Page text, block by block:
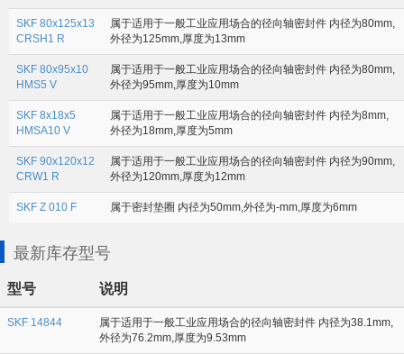
SKF 80x125x13
CRSH1 R
属于适用于一般工业应用场合的径向轴密封件 内径为80mm,
外径为125mm,厚度为13mm
SKF 80x95x10
HMS5 V
属于适用于一般工业应用场合的径向轴密封件 内径为80mm,
外径为95mm,厚度为10mm
SKF 8x18x5
HMSA10 V
属于适用于一般工业应用场合的径向轴密封件 内径为8mm,
外径为18mm,厚度为5mm
SKF 90x120x12
CRW1 R
属于适用于一般工业应用场合的径向轴密封件 内径为90mm,
外径为120mm,厚度为12mm
SKF Z 010 F 属于密封垫圈 内径为50mm,外径为-mm,厚度为6mm
最新库存型号
型号 说明
SKF 14844
属于适用于一般工业应用场合的径向轴密封件 内径为38.1mm,
外径为76.2mm,厚度为9.53mm